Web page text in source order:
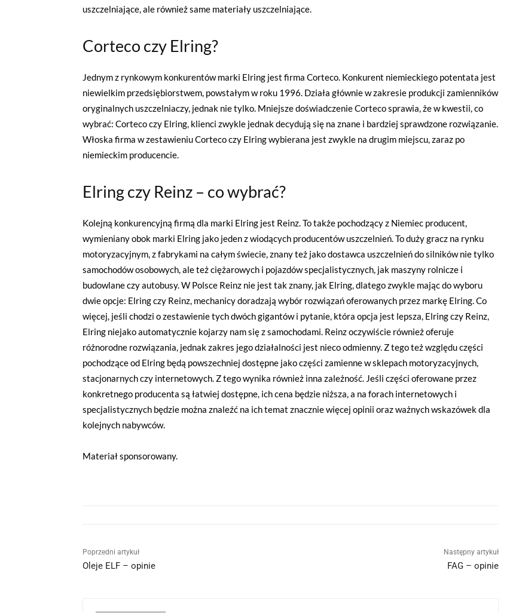
uszczelniające, ale również same materiały uszczelniające.
Corteco czy Elring?
Jednym z rynkowym konkurentów marki Elring jest firma Corteco. Konkurent niemieckiego potentata jest
niewielkim przedsiębiorstwem, powstałym w roku 1996. Działa głównie w zakresie produkcji zamienników
oryginalnych uszczelniaczy, jednak nie tylko. Mniejsze doświadczenie Corteco sprawia, że w kwestii, co
wybrać: Corteco czy Elring, klienci zwykle jednak decydują się na znane i bardziej sprawdzone rozwiązanie.
Włoska firma w zestawieniu Corteco czy Elring wybierana jest zwykle na drugim miejscu, zaraz po
niemieckim producencie.
Elring czy Reinz – co wybrać?
Kolejną konkurencyjną firmą dla marki Elring jest Reinz. To także pochodzący z Niemiec producent,
wymieniany obok marki Elring jako jeden z wiodących producentów uszczelnień. To duży gracz na rynku
motoryzacyjnym, z fabrykami na całym świecie, znany też jako dostawca uszczelnień do silników nie tylko
samochodów osobowych, ale też ciężarowych i pojazdów specjalistycznych, jak maszyny rolnicze i
budowlane czy autobusy. W Polsce Reinz nie jest tak znany, jak Elring, dlatego zwykle mając do wyboru
dwie opcje: Elring czy Reinz, mechanicy doradzają wybór rozwiązań oferowanych przez markę Elring. Co
więcej, jeśli chodzi o zestawienie tych dwóch gigantów i pytanie, która opcja jest lepsza, Elring czy Reinz,
Elring niejako automatycznie kojarzy nam się z samochodami. Reinz oczywiście również oferuje
różnorodne rozwiązania, jednak zakres jego działalności jest nieco odmienny. Z tego też względu części
pochodzące od Elring będą powszechniej dostępne jako części zamienne w sklepach motoryzacyjnych,
stacjonarnych czy internetowych. Z tego wynika również inna zależność. Jeśli części oferowane przez
konkretnego producenta są łatwiej dostępne, ich cena będzie niższa, a na forach internetowych i
specjalistycznych będzie można znaleźć na ich temat znacznie więcej opinii oraz ważnych wskazówek dla
kolejnych nabywców.
Materiał sponsorowany.
Poprzedni artykuł
Oleje ELF – opinie
Następny artykuł
FAG – opinie